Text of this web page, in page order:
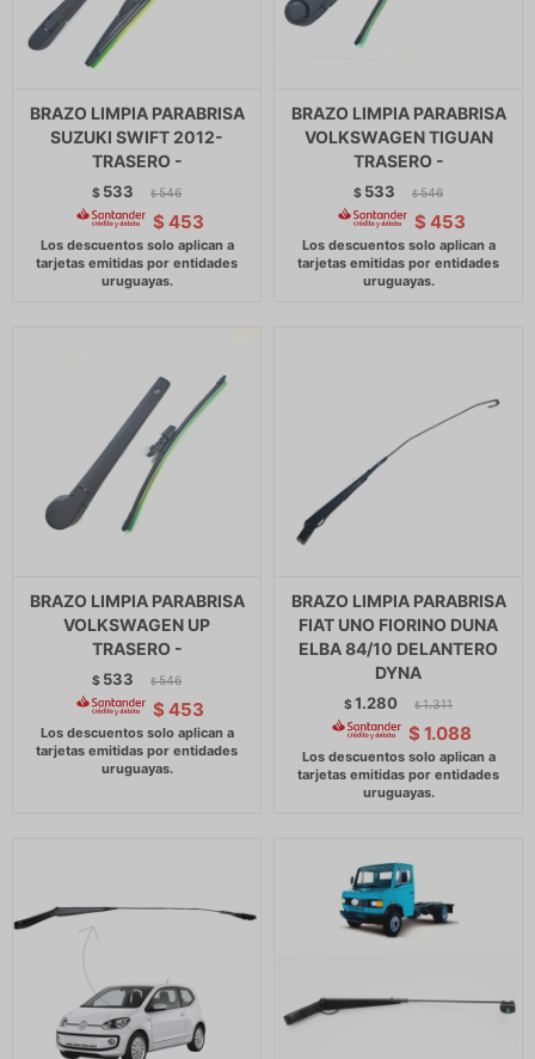
BRAZO LIMPIA PARABRISA
SUZUKI SWIFT 2012-
TRASERO -
$ 533 $ 546
$ 453
BRAZO LIMPIA PARABRISA
VOLKSWAGEN TIGUAN
TRASERO -
$ 533 $ 546
$ 453
BRAZO LIMPIA PARABRISA
VOLKSWAGEN UP
TRASERO -
$ 533 $ 546
$ 453
BRAZO LIMPIA PARABRISA
FIAT UNO FIORINO DUNA
ELBA 84/10 DELANTERO
DYNA
$1.280 $ 1.311
$ 1.088